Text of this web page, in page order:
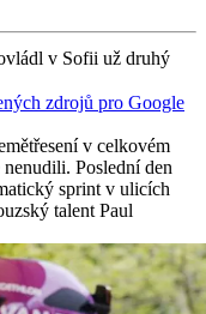
v Sofii už druhý
zdrojů pro Google
v celkovém
Poslední den
sprint v ulicích
talent Paul